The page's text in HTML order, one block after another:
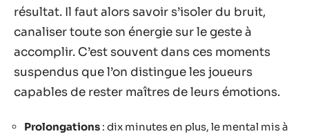
résultat. Il faut alors savoir s’isoler du bruit,
canaliser toute son énergie sur le geste à
accomplir. C’est souvent dans ces moments
suspendus que l’on distingue les joueurs
capables de rester maîtres de leurs émotions.
Prolongations : dix minutes en plus, le mental mis à